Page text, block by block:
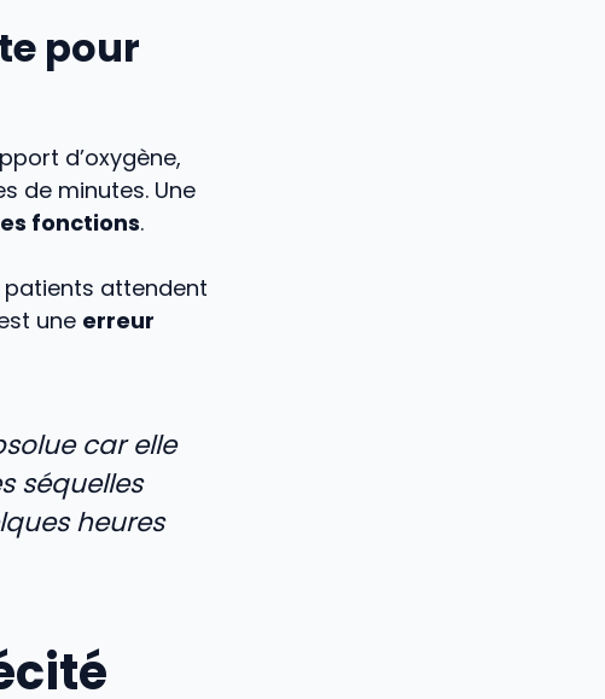
pour
d’oxygène,
de minutes. Une
fonctions.
patients attendent
une erreur
car elle
séquelles
heures